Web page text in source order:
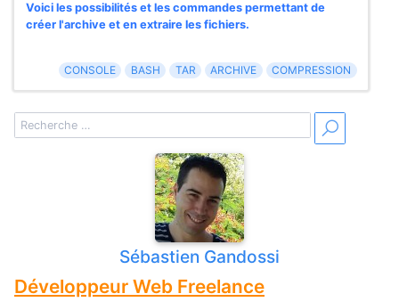
Voici les possibilités et les commandes permettant de
créer l'archive et en extraire les fichiers.
CONSOLE BASH TAR ARCHIVE COMPRESSION
Sébastien Gandossi
Développeur Web Freelance